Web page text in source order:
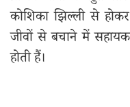
कोशिका झिल्ली से
जीवों से बचाने में
होती हैं।